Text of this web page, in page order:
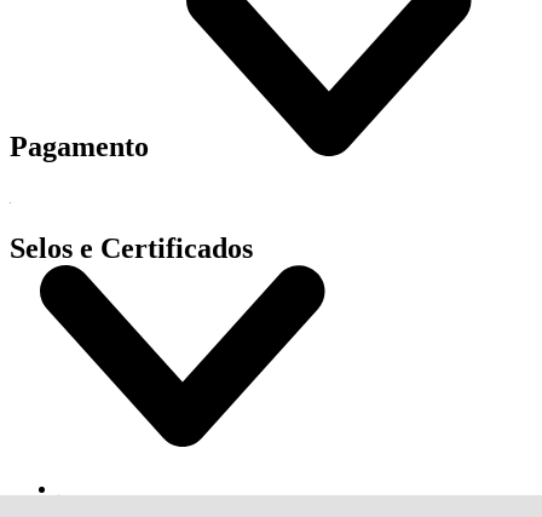
Pagamento
Selos e Certificados